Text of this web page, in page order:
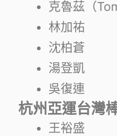
克魯茲（
林加祐
沈柏蒼
湯登凱
吳復連
杭州亞運台灣
王裕盛